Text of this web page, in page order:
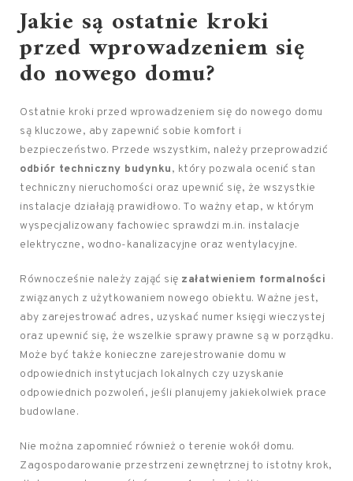
Jakie są ostatnie kroki
przed wprowadzeniem się
do nowego domu?
Ostatnie kroki przed wprowadzeniem się do nowego domu
są kluczowe, aby zapewnić sobie komfort i
bezpieczeństwo. Przede wszystkim, należy przeprowadzić
odbiór techniczny budynku, który pozwala ocenić stan
techniczny nieruchomości oraz upewnić się, że wszystkie
instalacje działają prawidłowo. To ważny etap, w którym
wyspecjalizowany fachowiec sprawdzi m.in. instalacje
elektryczne, wodno-kanalizacyjne oraz wentylacyjne.
Równocześnie należy zająć się załatwieniem formalności
związanych z użytkowaniem nowego obiektu. Ważne jest,
aby zarejestrować adres, uzyskać numer księgi wieczystej
oraz upewnić się, że wszelkie sprawy prawne są w porządku.
Może być także konieczne zarejestrowanie domu w
odpowiednich instytucjach lokalnych czy uzyskanie
odpowiednich pozwoleń, jeśli planujemy jakiekolwiek prace
budowlane.
Nie można zapomnieć również o terenie wokół domu.
Zagospodarowanie przestrzeni zewnętrznej to istotny krok,